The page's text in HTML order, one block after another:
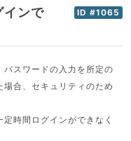
ID #1065
インで
パスワードの入力を所定の
合、セキュリティのため
時間ログインができなく